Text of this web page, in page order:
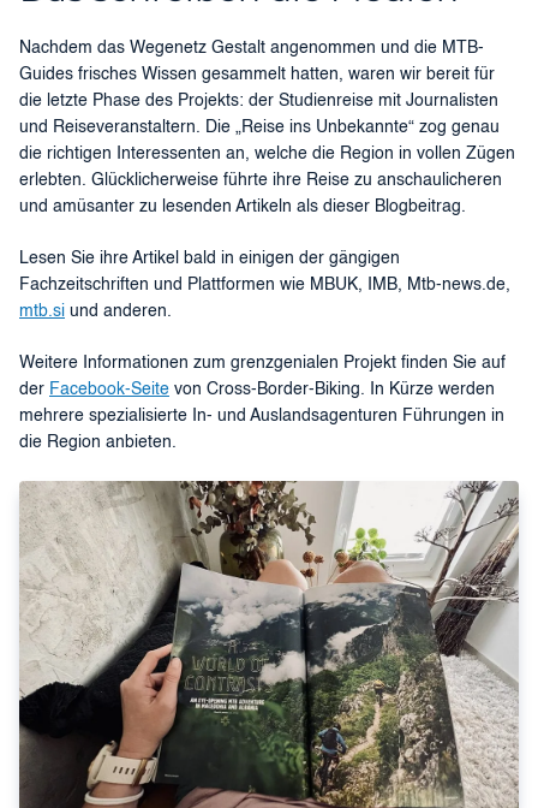
Nachdem das Wegenetz Gestalt angenommen und die MTB-
Guides frisches Wissen gesammelt hatten, waren wir bereit für
die letzte Phase des Projekts: der Studienreise mit Journalisten
und Reiseveranstaltern. Die „Reise ins Unbekannte“ zog genau
die richtigen Interessenten an, welche die Region in vollen Zügen
erlebten. Glücklicherweise führte ihre Reise zu anschaulicheren
und amüsanter zu lesenden Artikeln als dieser Blogbeitrag.
Lesen Sie ihre Artikel bald in einigen der gängigen
Fachzeitschriften und Plattformen wie MBUK, IMB, Mtb-news.de,
mtb.si und anderen.
Weitere Informationen zum grenzgenialen Projekt finden Sie auf
der Facebook-Seite von Cross-Border-Biking. In Kürze werden
mehrere spezialisierte In- und Auslandsagenturen Führungen in
die Region anbieten.